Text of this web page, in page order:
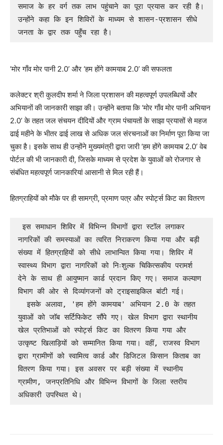
समाज के हर वर्ग तक लाभ पहुंचाने का पूरा प्रयास कर रही है।
उन्होंने कहा कि इन शिविरों के माध्यम से शासन-प्रशासन सीधे
जनता के द्वार तक पहुँच रहा है।
‘मोर गाँव मोर पानी 2.0’ और ‘हम होंगे कामयाब 2.0’ की सफलता
​कलेक्टर श्री कुलदीप शर्मा ने जिला प्रशासन की महत्वपूर्ण उपलब्धियों और
अभियानों की जानकारी साझा की। उन्होंने बताया कि ‘मोर गाँव मोर पानी अभियान
2.0’ के तहत जल संचयन दीदियों और ग्राम पंचायतों के साझा प्रयासों से महज
ढाई महीने के भीतर ढाई लाख से अधिक जल संरचनाओं का निर्माण पूरा किया जा
चुका है। इसके साथ ही उन्होंने मुख्यमंत्री द्वारा जारी ‘हम होंगे कामयाब 2.0’ वेब
पोर्टल की भी जानकारी दी, जिसके माध्यम से प्रदेश के युवाओं को रोजगार से
संबंधित महत्वपूर्ण जानकारियां आसानी से मिल रही हैं।
हितग्राहियों को मौके पर ही सामग्री, प्रमाण पत्र और स्पोर्ट्स किट का वितरण
​इस समाधान शिविर में विभिन्न विभागों द्वारा स्टॉल लगाकर
नागरिकों की समस्याओं का त्वरित निराकरण किया गया और बड़ी
संख्या में हितग्राहियों को सीधे लाभान्वित किया गया। शिविर में
स्वास्थ्य विभाग द्वारा नागरिकों को निःशुल्क चिकित्सकीय परामर्श
देने के साथ ही आयुष्मान कार्ड प्रदान किए गए। समाज कल्याण
विभाग की ओर से दिव्यांगजनों को ट्राइसाइकिल बांटी गई।
  ​इसके अलावा, 'हम होंगे कामयाब' अभियान 2.0 के तहत
युवाओं को जॉब सर्टिफिकेट सौंपे गए। खेल विभाग द्वारा स्थानीय
खेल प्रतिभाओं को स्पोर्ट्स किट का वितरण किया गया और
उत्कृष्ट खिलाड़ियों को सम्मानित किया गया। वहीं, राजस्व विभाग
द्वारा ग्रामीणों को स्वामित्व कार्ड और डिजिटल किसान किताब का
वितरण किया गया। इस अवसर पर बड़ी संख्या में स्थानीय
ग्रामीण, जनप्रतिनिधि और विभिन्न विभागों के जिला स्तरीय
अधिकारी उपस्थित थे।